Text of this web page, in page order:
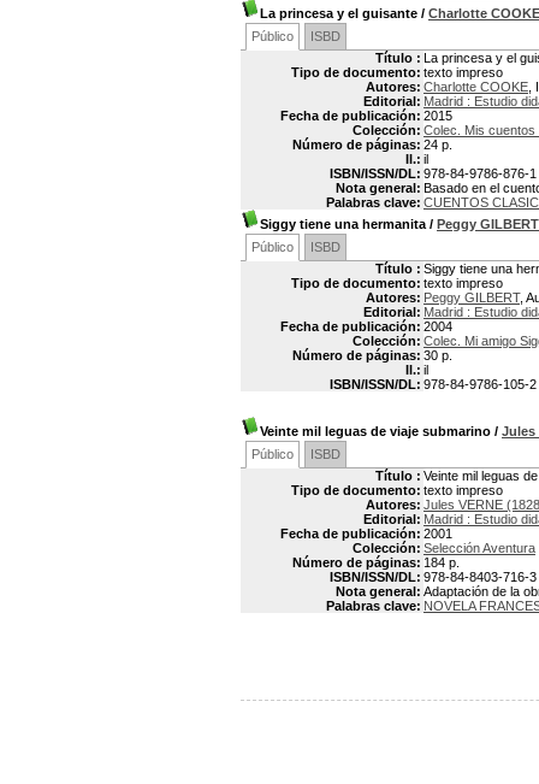
La princesa y el guisante / Charlotte COOKE
Público
ISBD
Título : La princesa y el
Tipo de documento: texto impreso
Autores: Charlotte COOKE
Editorial: Madrid : Estudio
Fecha de publicación: 2015
Colección: Colec. Mis
Número de páginas: 24 p.
Il.: il
ISBN/ISSN/DL: 978-84-9786-876-1
Nota general: Basado en el
Palabras clave: CUENTOS
Siggy tiene una hermanita / Peggy GILBERT
Público
ISBD
Título : Siggy tiene una
Tipo de documento: texto impreso
Autores: Peggy GILBERT,
Editorial: Madrid : Estudio
Fecha de publicación: 2004
Colección: Colec. Mi amigo
Número de páginas: 30 p.
Il.: il
ISBN/ISSN/DL: 978-84-9786-105-2
Veinte mil leguas de viaje submarino / Jules
Público
ISBD
Título : Veinte mil leguas
Tipo de documento: texto impreso
Autores: Jules VERNE
Editorial: Madrid : Estudio
Fecha de publicación: 2001
Colección: Selección Aventura
Número de páginas: 184 p.
ISBN/ISSN/DL: 978-84-8403-716-3
Nota general: Adaptación de la
Palabras clave: NOVELA